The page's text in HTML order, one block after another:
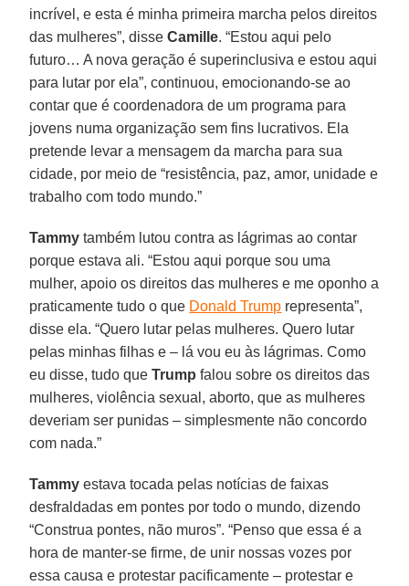
incrível, e esta é minha primeira marcha pelos direitos
das mulheres”, disseCamille. “Estou aqui pelo
futuro… A nova geração é superinclusiva e estou aqui
para lutar por ela”, continuou, emocionando-se ao
contar que é coordenadora de um programa para
jovens numa organização sem fins lucrativos. Ela
pretende levar a mensagem da marcha para sua
cidade, por meio de “resistência, paz, amor, unidade e
trabalho com todo mundo.”
Tammy também lutou contra as lágrimas ao contar
porque estava ali. “Estou aqui porque sou uma
mulher, apoio os direitos das mulheres e me oponho a
praticamente tudo o que Donald Trump representa”,
disse ela. “Quero lutar pelas mulheres. Quero lutar
pelas minhas filhas e – lá vou eu às lágrimas. Como
eu disse, tudo queTrump falou sobre os direitos das
mulheres, violência sexual, aborto, que as mulheres
deveriam ser punidas – simplesmente não concordo
com nada.”
Tammy estava tocada pelas notícias de faixas
desfraldadas em pontes por todo o mundo, dizendo
“Construa pontes, não muros”. “Penso que essa é a
hora de manter-se firme, de unir nossas vozes por
essa causa e protestar pacificamente – protestar e